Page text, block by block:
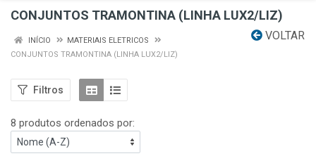
CONJUNTOS TRAMONTINA (LINHA LUX2/LIZ)
VOLTAR
INÍCIO
MATERIAIS ELETRICOS
CONJUNTOS TRAMONTINA (LINHA LUX2/LIZ)
Filtros
8 produtos ordenados por: